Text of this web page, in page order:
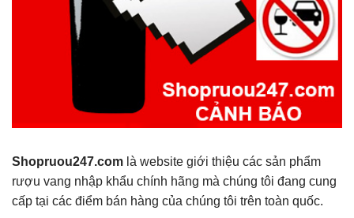
Shopruou247.com là website giới thiệu các sản phẩm
rượu vang nhập khẩu chính hãng mà chúng tôi đang cung
cấp tại các điểm bán hàng của chúng tôi trên toàn quốc.